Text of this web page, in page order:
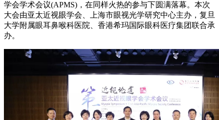
学会学术会议(APMS)，在同样火热的参与下圆满落幕。本次
大会由亚太近视眼学会、上海市眼视光学研究中心主办，复旦
大学附属眼耳鼻喉科医院、香港希玛国际眼科医疗集团联合承
办。